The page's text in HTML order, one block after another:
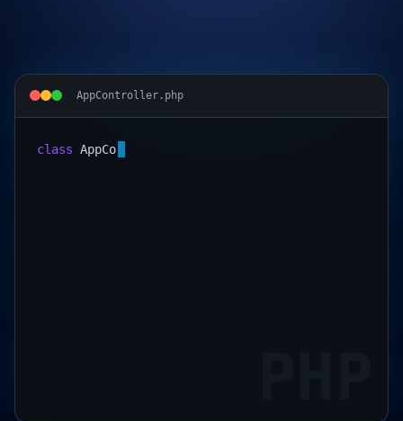
AppController.php
class AppController